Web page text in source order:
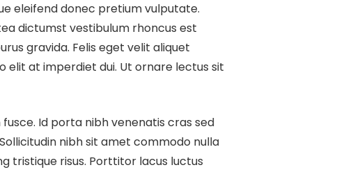
eleifend donec pretium vulputate.
dictumst vestibulum rhoncus est
gravida. Felis eget velit aliquet
elit at imperdiet dui. Ut ornare lectus sit
Id porta nibh venenatis cras sed
nibh sit amet commodo nulla
tristique risus. Porttitor lacus luctus